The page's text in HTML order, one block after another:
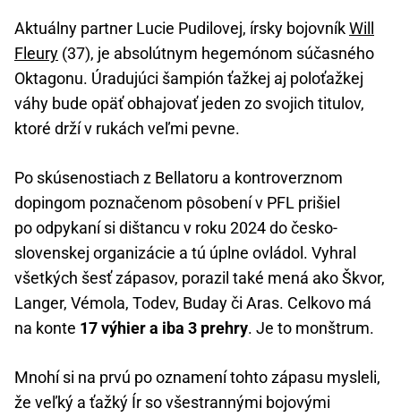
Aktuálny partner Lucie Pudilovej, írsky bojovníkWill
Fleury (37), je absolútnym hegemónom súčasného
Oktagonu. Úradujúci šampión ťažkej aj poloťažkej
váhy bude opäť obhajovať jeden zo svojich titulov,
ktoré drží v rukách veľmi pevne.
Po skúsenostiach z Bellatoru a kontroverznom
dopingom poznačenom pôsobení v PFL prišiel
po odpykaní si dištancu v roku 2024 do česko-
slovenskej organizácie a tú úplne ovládol. Vyhral
všetkých šesť zápasov, porazil také mená ako Škvor,
Langer, Vémola, Todev, Buday či Aras. Celkovo má
na konte 17 výhier a iba 3 prehry. Je to monštrum.
Mnohí si na prvú po oznamení tohto zápasu mysleli,
že veľký a ťažký Ír so všestrannými bojovými